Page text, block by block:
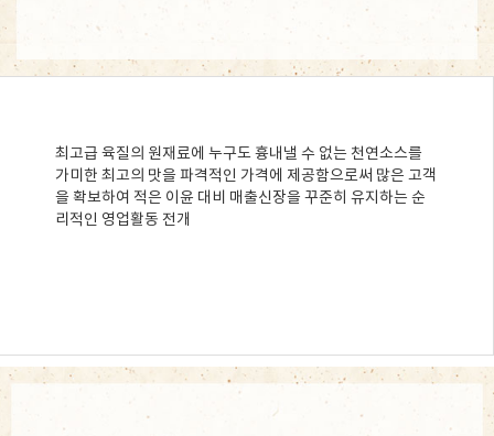
최고급 육질의 원재료에 누구도 흉내낼 수 없는 천연소스를
가미한 최고의 맛을 파격적인 가격에 제공함으로써 많은 고객
을 확보하여 적은 이윤 대비 매출신장을 꾸준히 유지하는 순
리적인 영업활동 전개